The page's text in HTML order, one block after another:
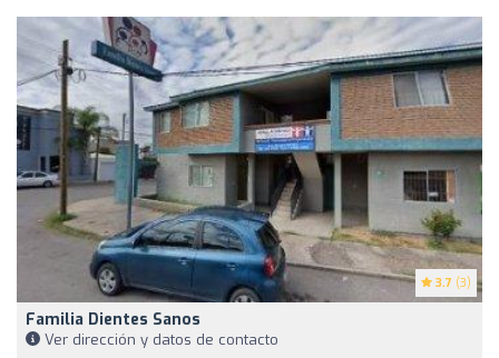
3.7 (3)
Familia Dientes Sanos
Ver dirección y datos de contacto